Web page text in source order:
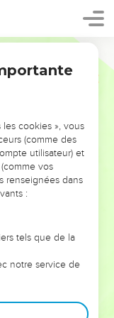
ÉVITER LES
doutes, les erreurs
même que ce
et responsables
que leurs erreurs
cookies », vous
(comme des
utilisateur) et
vos
renseignées dans
:
tels que de la
notre service de